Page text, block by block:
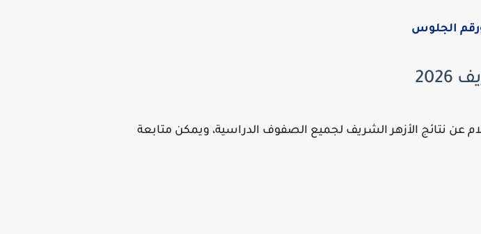
عن نتائج الأزهر الشريف لجميع الصفوف الدراسية، ويمكن متابعة